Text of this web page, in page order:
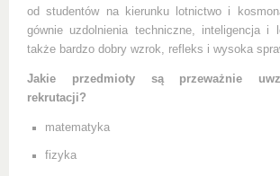
od studentów na kierunku lotnictwo i
gównie uzdolnienia techniczne, inteligencja i
także bardzo dobry wzrok, refleks i wysoka
Jakie przedmioty są przeważnie
rekrutacji?
matematyka
fizyka